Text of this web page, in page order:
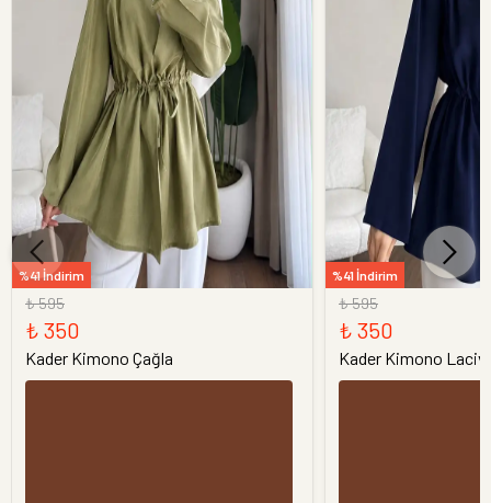
%41 İndirim
₺ 595
₺ 350
Kader Kimono Çağla
%41 İndirim
₺ 595
₺ 350
Kader Kimono